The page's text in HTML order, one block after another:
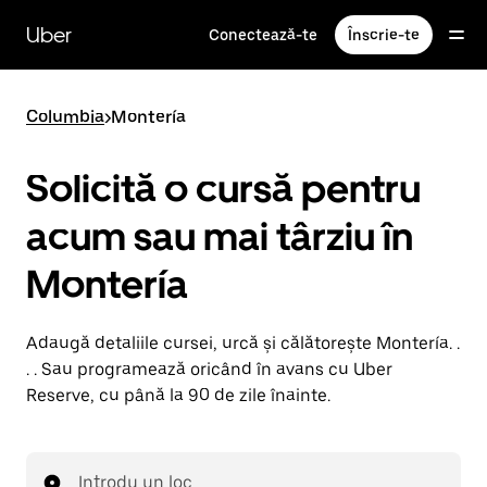
direct
conținutul
principal
Uber Conectează-te Înscrie-te
Columbia>Montería
Solicită o cursă pentru
acum sau mai târziu în
Montería
Adaugă detaliile cursei, urcă și călătorește Montería. .
. . Sau programează oricând în avans cu Uber
Reserve, cu până la 90 de zile înainte.
Introdu un loc